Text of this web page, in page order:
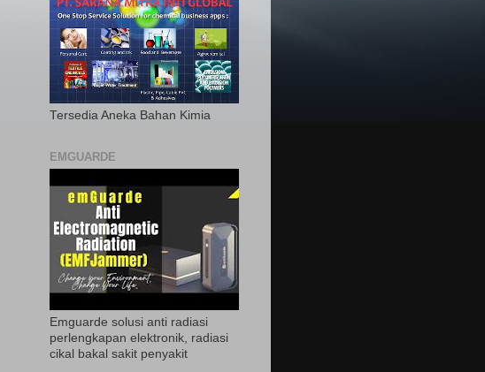
Tersedia Aneka Bahan Kimia
EMGUARDE
Emguarde solusi anti radiasi
perlengkapan elektronik, radiasi
cikal bakal sakit penyakit